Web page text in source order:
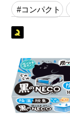
#コンパクト